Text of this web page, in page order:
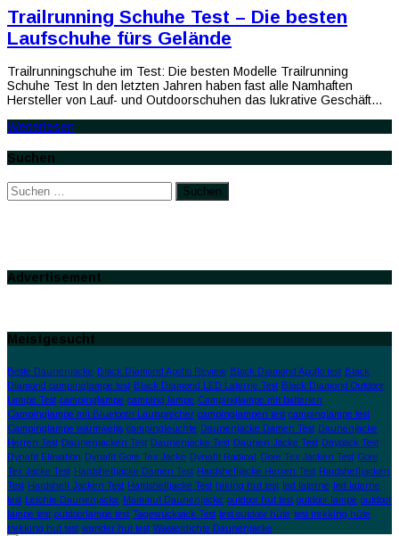
Trailrunning Schuhe Test – Die besten
Laufschuhe fürs Gelände
Trailrunningschuhe im Test: Die besten Modelle Trailrunning
Schuhe Test In den letzten Jahren haben fast alle Namhaften
Hersteller von Lauf- und Outdoorschuhen das lukrative Geschäft…
Weiterlesen
Suchen
Suchen
nach:
Advertisement
Meistgesucht
Beste Daunenjacke Black Diamond Apollo Review Black Diamond Apollo test Black
Diamond campinglampe test Black Diamond LED Laterne Test Black Diamond Outdoor
Lampe Test campinglampe camping lampe Campinglampe mit batterien
Campinglampe mit Bluetooth Lautsprecher campinglampen test campinglampe test
Campinglampe warmweiss campingleuchte Daunenjacke Damen Test Daunenjacke
Herren Test Daunenjacken Test Daunenjacke Test Daunen Jacke Test Daypack Test
Dynafit Elevation Dynafit Gore Tex Jacke Dynafit Radical Gore Tex Jacken Test Gore
Tex Jacke Test Hardshelljacke Damen Test Hardshelljacke Herren Test Hardshelljacken
Test Hardshell Jacken Test Hardshelljacke Test hiking hut test led laterne led laterne
test Leichte Daunenjacke Mammut Daunenjacke outdoor hut test outdoor lampe outdoor
lampe test outdoorlampe test Tagesrucksack Test test outdoor hüte test trekking hüte
trekking hut test wander hut test Wasserdichte Daunenjacke